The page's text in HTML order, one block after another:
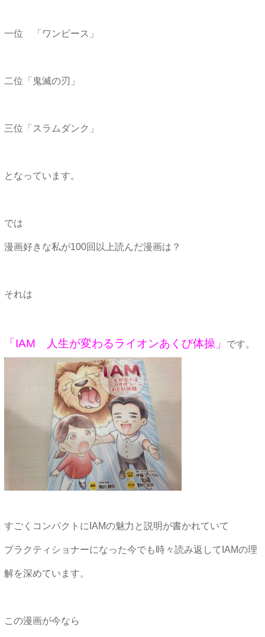
一位 「ワンピース」
二位「鬼滅の刃」
三位「スラムダンク」
となっています。
では
漫画好きな私が100回以上読んだ漫画は？
それは
「IAM 人生が変わるライオンあくび体操」 です。
すごくコンパクトにIAMの魅力と説明が書かれていて
プラクティショナーになった今でも時々読み返してIAMの理
解を深めています。
この漫画が今なら